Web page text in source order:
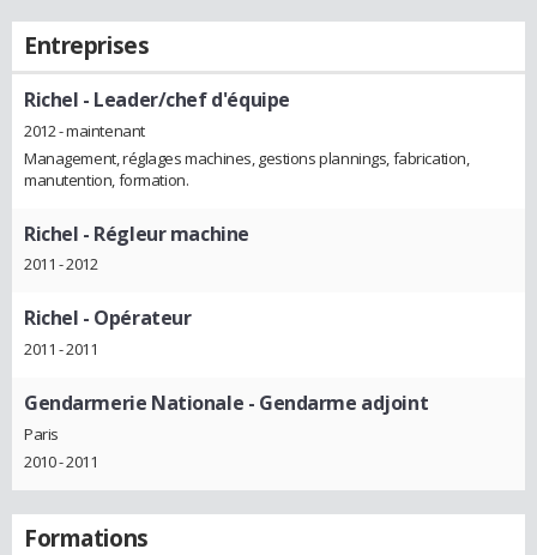
Entreprises
Richel - Leader/chef d'équipe
2012 - maintenant
Management, réglages machines, gestions plannings, fabrication,
manutention, formation.
Richel - Régleur machine
2011 - 2012
Richel - Opérateur
2011 - 2011
Gendarmerie Nationale - Gendarme adjoint
Paris
2010 - 2011
Formations